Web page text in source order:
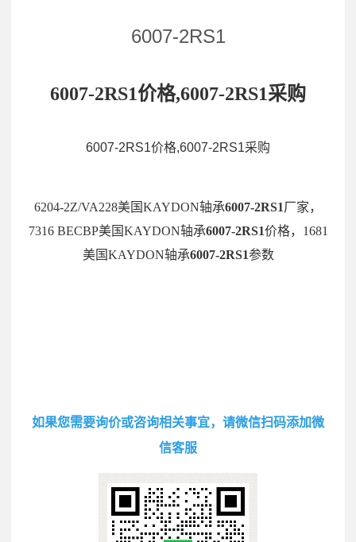
6007-2RS1
6007-2RS1价格,6007-2RS1采购
6007-2RS1价格,6007-2RS1采购
6204-2Z/VA228美国KAYDON轴承6007-2RS1厂家，
7316 BECBP美国KAYDON轴承6007-2RS1价格，1681
美国KAYDON轴承6007-2RS1参数
如果您需要询价或咨询相关事宜，请微信扫码添加微
信客服